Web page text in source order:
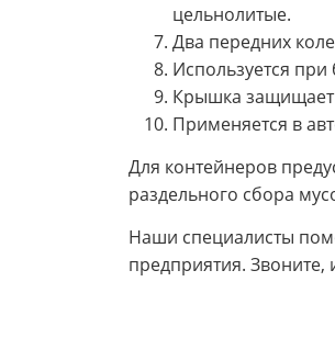
цельнолитые.
Два передних
Используется
Крышка защищает
Применяется в
Для контейнеров
раздельного сбора
Наши специалисты
предприятия.